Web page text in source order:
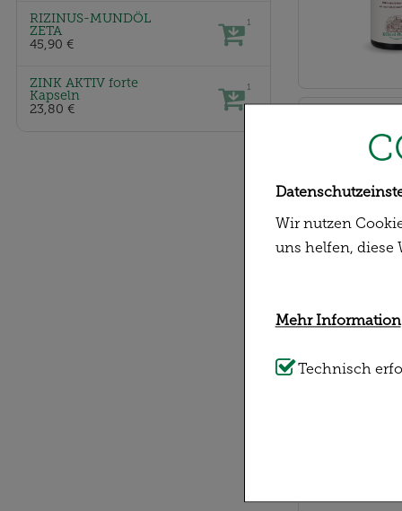
Wir nutzen
uns helfen, diese
Mehr Information
Technisch
diese nicht
Statistiken &
Technisch
-30,5%
RIZINUS-MUNDÖL
ZETA
45,90 €
1
ZINK AKTIV forte
Kapseln
23,80 €
1